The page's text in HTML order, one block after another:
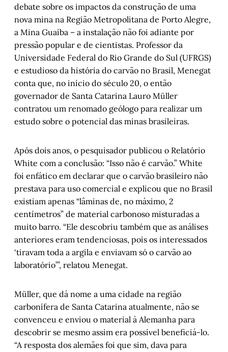
debate sobre os impactos da construção de uma
nova mina na Região Metropolitana de Porto Alegre,
a Mina Guaíba – a instalação não foi adiante por
pressão popular e de cientistas. Professor da
Universidade Federal do Rio Grande do Sul (UFRGS)
e estudioso da história do carvão no Brasil, Menegat
conta que, no início do século 20, o então
governador de Santa Catarina Lauro Müller
contratou um renomado geólogo para realizar um
estudo sobre o potencial das minas brasileiras.
Após dois anos, o pesquisador publicou o Relatório
White com a conclusão: “Isso não é carvão.” White
foi enfático em declarar que o carvão brasileiro não
prestava para uso comercial e explicou que no Brasil
existiam apenas “lâminas de, no máximo, 2
centímetros” de material carbonoso misturadas a
muito barro. “Ele descobriu também que as análises
anteriores eram tendenciosas, pois os interessados
‘tiravam toda a argila e enviavam só o carvão ao
laboratório’”, relatou Menegat.
Müller, que dá nome a uma cidade na região
carbonífera de Santa Catarina atualmente, não se
convenceu e enviou o material à Alemanha para
descobrir se mesmo assim era possível beneficiá-lo.
“A resposta dos alemães foi que sim, dava para